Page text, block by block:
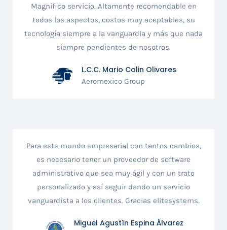
Magnífico servicio. Altamente recomendable en
todos los aspectos, costos muy aceptables, su
tecnología siempre a la vanguardia y más que nada
siempre pendientes de nosotros.
L.C.C. Mario Colin Olivares
Aeromexico Group
Para este mundo empresarial con tantos cambios,
es necesario tener un proveedor de software
administrativo que sea muy ágil y con un trato
personalizado y así seguir dando un servicio
vanguardista a los clientes. Gracias elitesystems.
Miguel Agustín Espina Álvarez